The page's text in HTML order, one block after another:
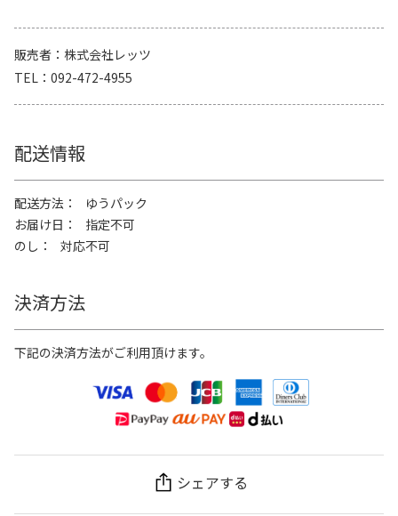
販売者
株式会社レッツ
TEL
092-472-4955
配送情報
配送方法
ゆうパック
お届け日
指定不可
のし
対応不可
決済方法
下記の決済方法がご利用頂けます。
シェアする